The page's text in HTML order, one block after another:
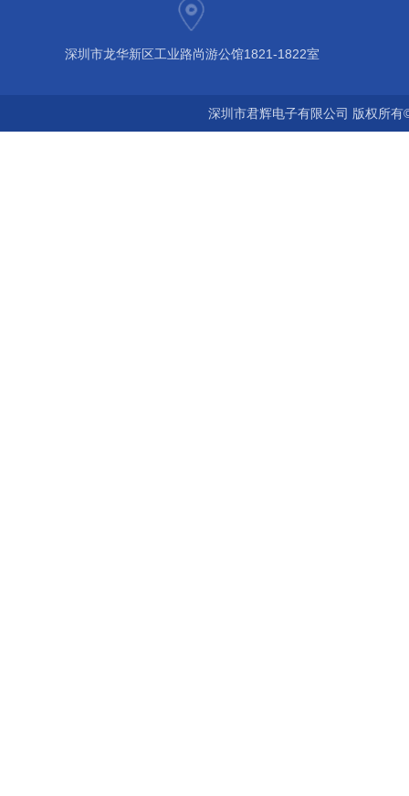
深圳市龙华新区工业路尚游公馆1821-1822室
深圳市君辉电子有限公司 版权所